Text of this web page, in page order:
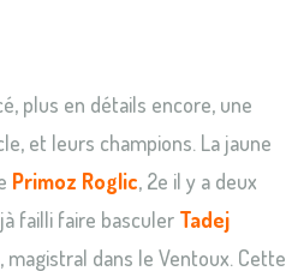
plus en détails encore, une
et leurs champions. La jaune
Primoz Roglic, 2e il y a deux
failli faire basculer Tadej
dans le Ventoux. Cette